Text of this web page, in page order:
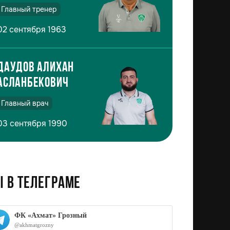
Главный тренер
сентября 1963
Алихан
Главный врач
сентября 1990
телеграме